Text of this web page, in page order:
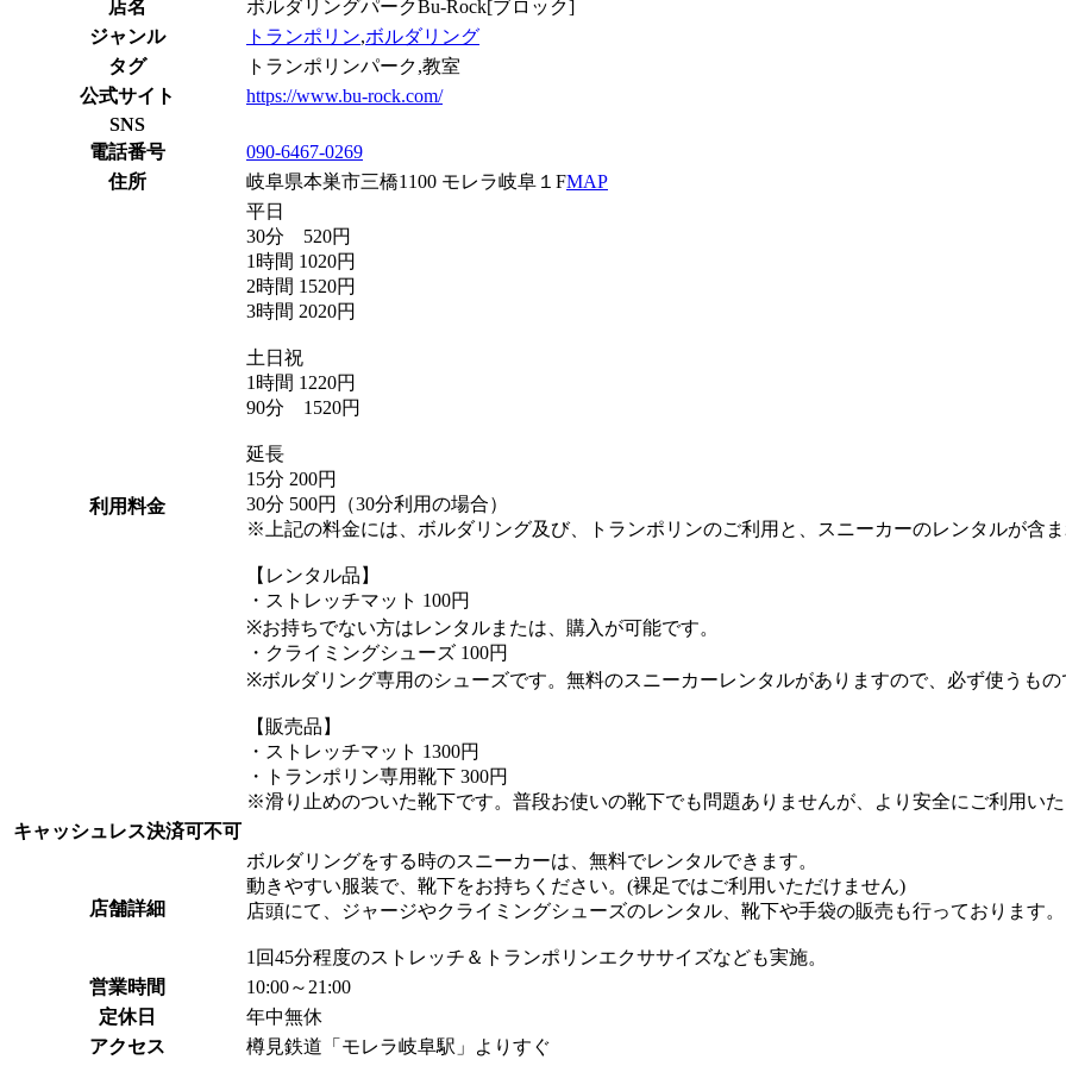
店名
ボルダリングパークBu-Rock[ブロック]
ジャンル
トランポリン,ボルダリング
タグ
トランポリンパーク,教室
公式サイト
https://www.bu-rock.com/
SNS
電話番号
090-6467-0269
住所
岐阜県本巣市三橋1100 モレラ岐阜１FMAP
利用料金
平日
30分 520円
1時間 1020円
2時間 1520円
3時間 2020円
土日祝
1時間 1220円
90分 1520円
延長
15分 200円
30分 500円（30分利用の場合）
※上記の料金には、ボルダリング及び、トランポリンのご利用と、スニーカーのレンタルが含
【レンタル品】
・ストレッチマット 100円
※お持ちでない方はレンタルまたは、購入が可能です。
・クライミングシューズ 100円
※ボルダリング専用のシューズです。無料のスニーカーレンタルがありますので、必ず使うも
【販売品】
・ストレッチマット 1300円
・トランポリン専用靴下 300円
※滑り止めのついた靴下です。普段お使いの靴下でも問題ありませんが、より安全にご利用い
キャッシュレス決済可不可
店舗詳細
ボルダリングをする時のスニーカーは、無料でレンタルできます。
動きやすい服装で、靴下をお持ちください。(裸足ではご利用いただけません)
店頭にて、ジャージやクライミングシューズのレンタル、靴下や手袋の販売も行っております。
1回45分程度のストレッチ＆トランポリンエクササイズなども実施。
営業時間
10:00～21:00
定休日
年中無休
アクセス
樽見鉄道「モレラ岐阜駅」よりすぐ